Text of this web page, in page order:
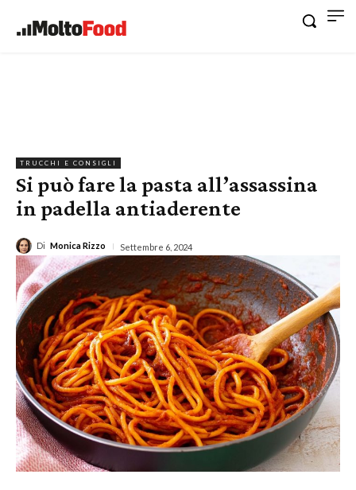
TRUCCHI E CONSIGLI
Si può fare la pasta all’assassina
in padella antiaderente
Di Monica Rizzo Settembre 6, 2024